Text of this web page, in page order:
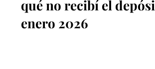
qué no recibí el
enero 2026